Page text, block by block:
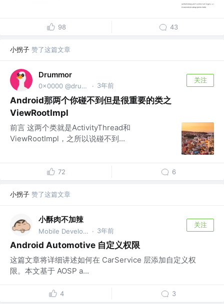
98 43
小拐子 赞了这篇文章
Drummor
0x0000 @drummor.github.io · 3年前
关注
Android那两个你碰不到但是很重要的类之
ViewRootImpl
前言 这两个类就是ActivityThread和
ViewRootImpl，之所以说碰不到...
72 6
小拐子 赞了这篇文章
小酥肉不加辣
Mobile Developer · 3年前
关注
Android Automotive 自定义权限
这篇文章将详细讲述如何在 CarService 层添加自定义权
限。本文基于 AOSP a...
4 3